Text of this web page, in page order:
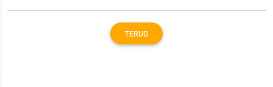
TERUG